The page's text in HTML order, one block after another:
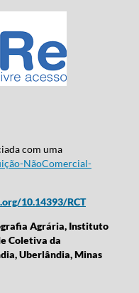
com uma
NãoComercial-
10.14393/RCT
Agrária, Instituto
Coletiva da
Uberlândia, Minas